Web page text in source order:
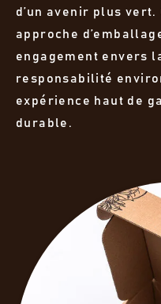
d’un avenir plus
approche
engagement envers
responsabilité
expérience haut de
durable.